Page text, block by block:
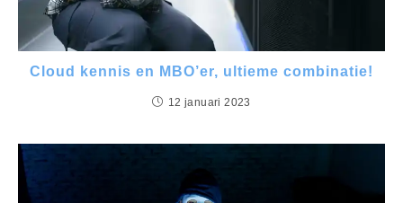
Cloud kennis en MBO’er, ultieme combinatie!
12 januari 2023